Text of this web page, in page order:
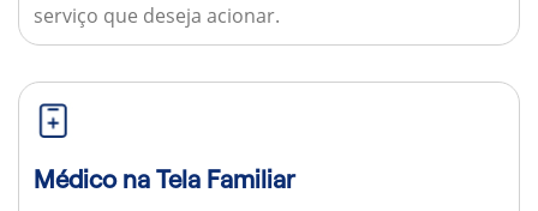
serviço que deseja acionar.
Médico na Tela Familiar